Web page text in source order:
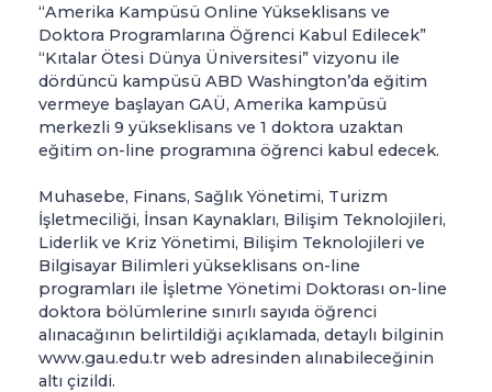
“Amerika Kampüsü Online Yükseklisans ve
Doktora Programlarına Öğrenci Kabul Edilecek”
“Kıtalar Ötesi Dünya Üniversitesi” vizyonu ile
dördüncü kampüsü ABD Washington’da eğitim
vermeye başlayan GAÜ, Amerika kampüsü
merkezli 9 yükseklisans ve 1 doktora uzaktan
eğitim on-line programına öğrenci kabul edecek.
Muhasebe, Finans, Sağlık Yönetimi, Turizm
İşletmeciliği, İnsan Kaynakları, Bilişim Teknolojileri,
Liderlik ve Kriz Yönetimi, Bilişim Teknolojileri ve
Bilgisayar Bilimleri yükseklisans on-line
programları ile İşletme Yönetimi Doktorası on-line
doktora bölümlerine sınırlı sayıda öğrenci
alınacağının belirtildiği açıklamada, detaylı bilginin
www.gau.edu.tr web adresinden alınabileceğinin
altı çizildi.